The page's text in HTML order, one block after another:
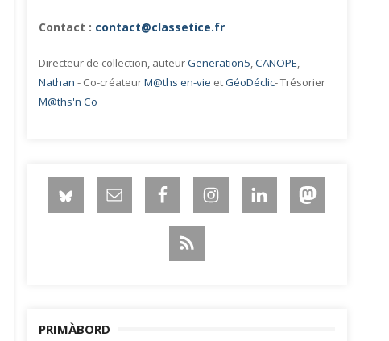
Contact : contact@classetice.fr
Directeur de collection, auteurGeneration5,CANOPE,
Nathan - Co-créateurM@ths en-vie etGéoDéclic- Trésorier
M@ths'n Co
PRIMÀBORD